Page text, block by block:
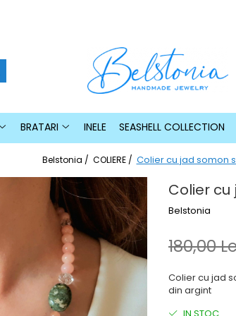
BRATARI INELE SEASHELL COLLECTION
Belstonia / COLIERE / Colier cu jad somon
Colier
Belstonia
180,00
Colier cu jad
din argint